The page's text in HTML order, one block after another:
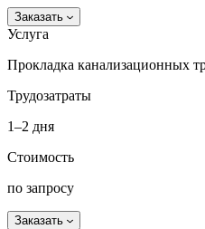
Заказать
Услуга
Прокладка канализационных
Трудозатраты
1–2 дня
Стоимость
по запросу
Заказать